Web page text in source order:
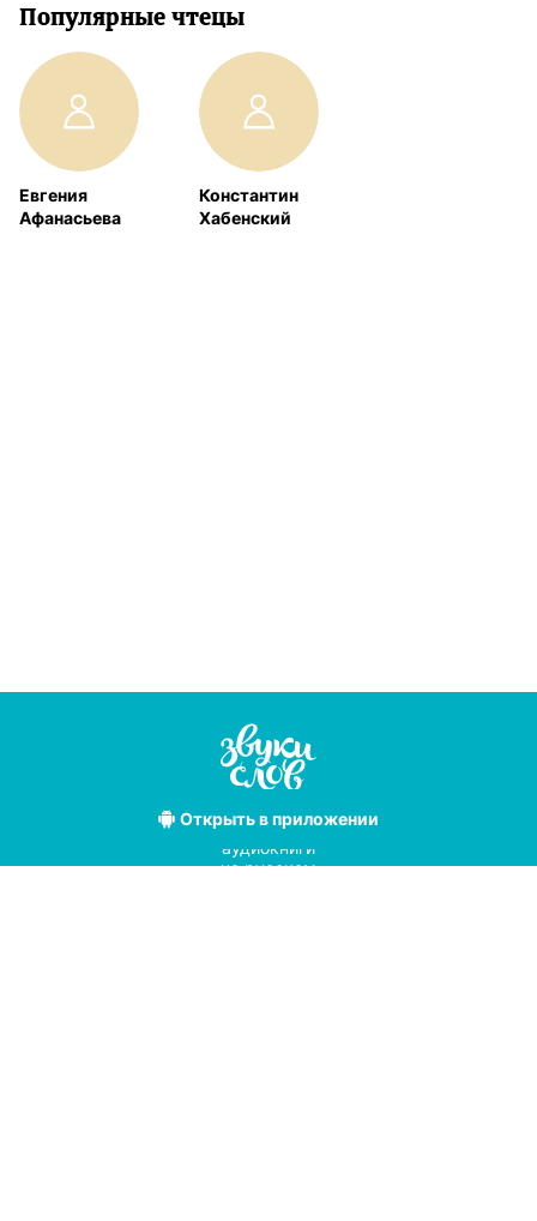
Популярные чтецы
Евгения
Афанасьева
Константин
Хабенский
Открытьв приложении
Лучшие
аудиокниги
на русском